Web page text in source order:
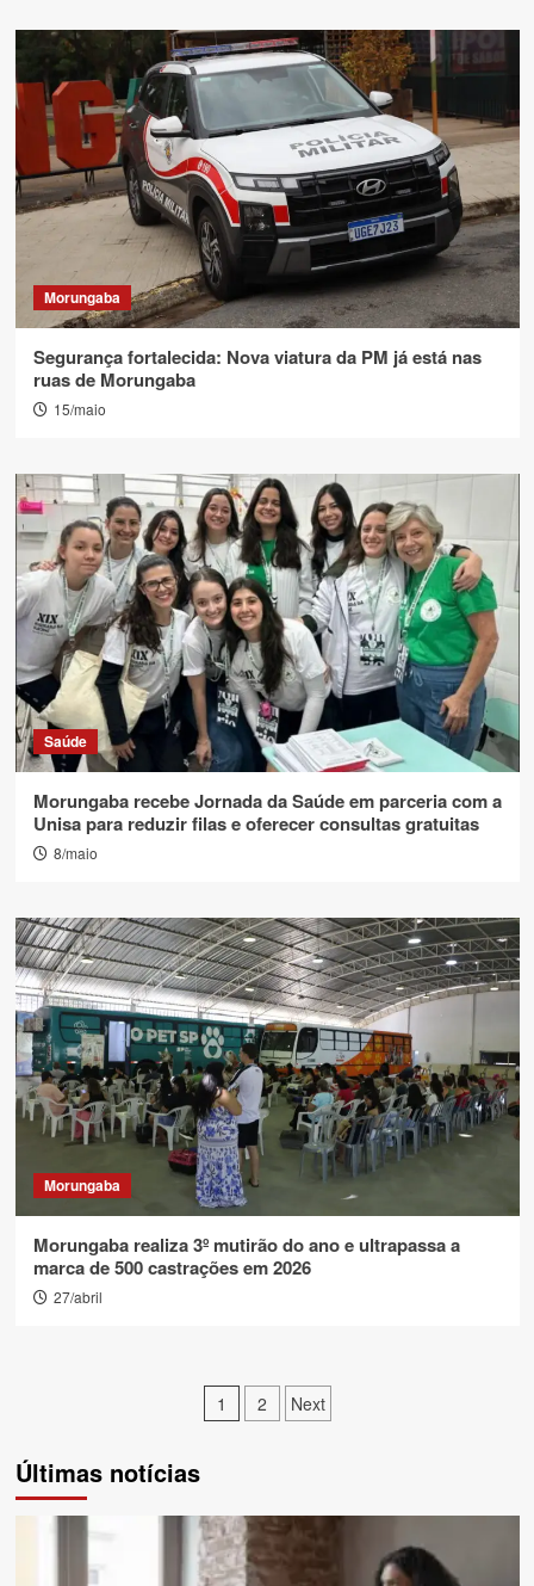
Morungaba
Segurança fortalecida: Nova viatura da PM já está nas
ruas de Morungaba
15/maio
Saúde
Morungaba recebe Jornada da Saúde em parceria com a
Unisa para reduzir filas e oferecer consultas gratuitas
8/maio
Morungaba
Morungaba realiza 3º mutirão do ano e ultrapassa a
marca de 500 castrações em 2026
27/abril
Paginação
1 2 Next
Últimas notícias